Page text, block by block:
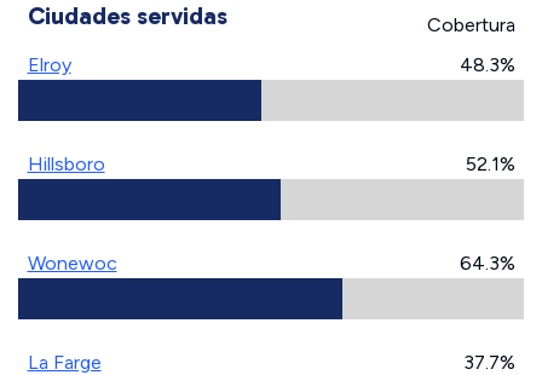
Ciudades servidas
Cobertura
Elroy
48.3%
Hillsboro 52.1%
Wonewoc 64.3%
La Farge 37.7%